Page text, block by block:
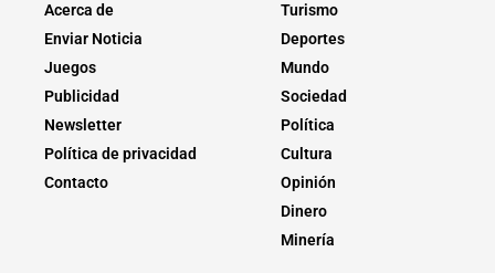
Acerca de
Enviar Noticia
Juegos
Publicidad
Newsletter
Política de privacidad
Contacto
Turismo
Deportes
Mundo
Sociedad
Política
Cultura
Opinión
Dinero
Minería